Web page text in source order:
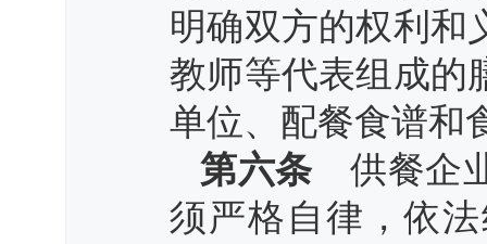
明确双方的权利和
教师等代表组成的
单位、配餐食谱和
第六条供餐企业
须严格自律，依